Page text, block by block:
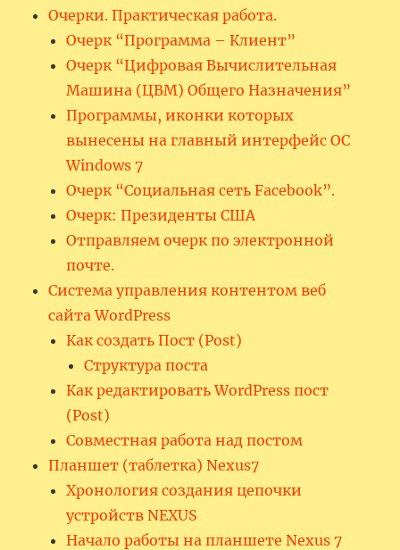
Очерки. Практическая работа.
Очерк “Программа – Клиент”
Очерк “Цифровая Вычислительная
Машина (ЦВМ) Общего Назначения”
Программы, иконки которых
вынесены на главный интерфейс ОС
Windows 7
Очерк “Социальная сеть Facebook”.
Очерк: Президенты США
Отправляем очерк по электронной
почте.
Система управления контентом веб
сайта WordPress
Как создать Пост (Post)
Структура поста
Как редактировать WordPress пост
(Post)
Совместная работа над постом
Планшет (таблетка) Nexus7
Хронология создания цепочки
устройств NEXUS
Начало работы на планшете Nexus 7